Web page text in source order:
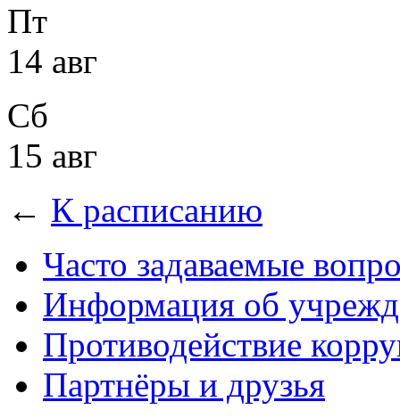
Пт
14 авг
Сб
15 авг
← К расписанию
Часто задаваемые
Информация об
Противодействие
Партнёры и друзья